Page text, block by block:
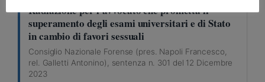
Radiazione per l’avvocato che prometta il
superamento degli esami universitari e di Stato
in cambio di favori sessuali
Consiglio Nazionale Forense (pres. Napoli Francesco,
rel. Galletti Antonino), sentenza n. 301 del 12 Dicembre
2023